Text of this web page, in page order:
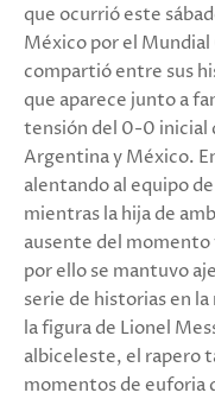
que ocurrió este
México por el
compartió entre sus
que aparece junto a
tensión del 0-0 inicial
Argentina y México.
alentando al equipo
mientras la hija de
ausente del
por ello se mantuvo
serie de historias en
la figura de Lionel
albiceleste, el rapero
momentos de euforia